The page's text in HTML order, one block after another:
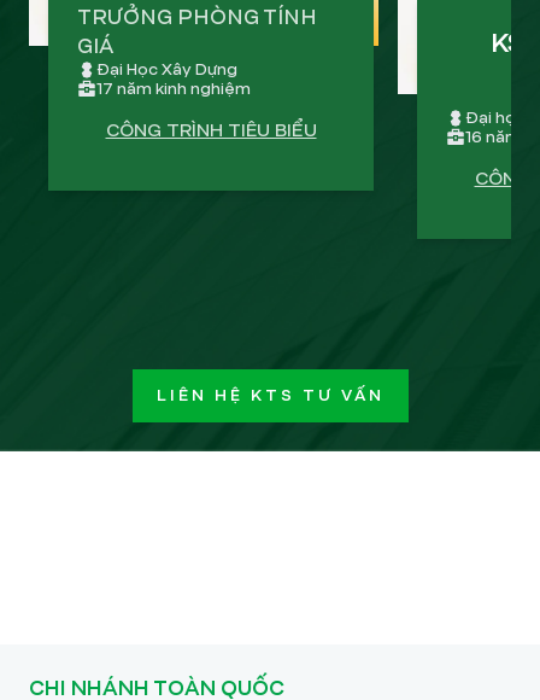
TRƯỞNG PHÒNG TÍNH
GIÁ
Đại Học Xây Dựng
17 năm kinh nghiệm
CÔNG TRÌNH TIÊU BIỂU
KS
Đại học
16 năm
CÔNG
LIÊN HỆ KTS TƯ VẤN
CHI NHÁNH TOÀN QUỐC